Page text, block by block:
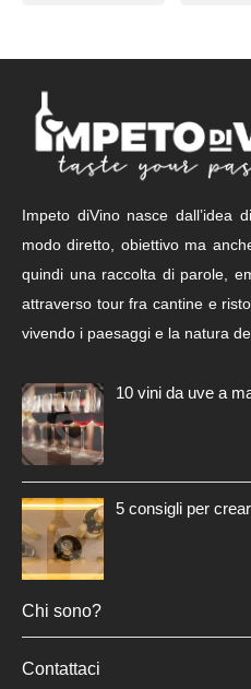
Impeto diVino nasce dall’idea
modo diretto, obiettivo ma
quindi una raccolta di parole,
attraverso tour fra cantine e
vivendo i paesaggi e la natura
10 vini da uve a
5 consigli per
Chi sono?
Contattaci